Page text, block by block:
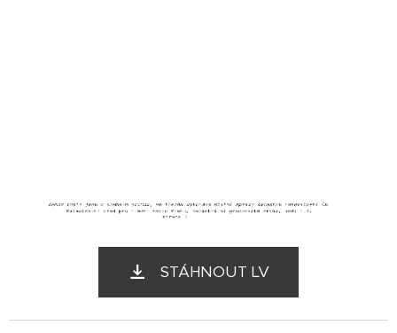
STÁHNOUT LV